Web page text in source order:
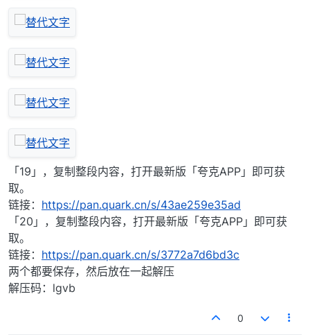
「19」，复制整段内容，打开最新版「夸克APP」即可获
取。
链接： https://pan.quark.cn/s/43ae259e35ad
「20」，复制整段内容，打开最新版「夸克APP」即可获
取。
链接： https://pan.quark.cn/s/3772a7d6bd3c
两个都要保存，然后放在一起解压
解压码：lgvb
0